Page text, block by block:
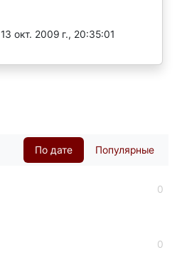
13 окт. 2009 г., 20:35:01
По дате Популярные
0
0